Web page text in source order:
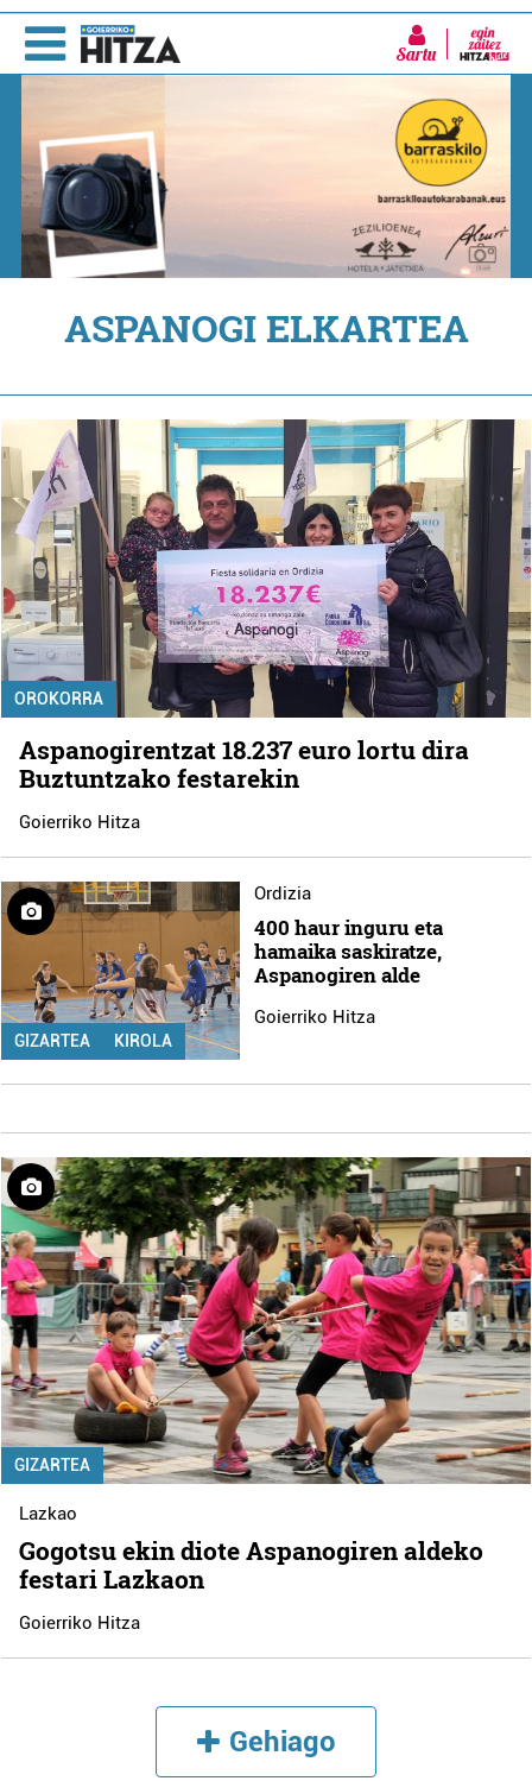
Sartu
ASPANOGI ELKARTEA
OROKORRA
Aspanogirentzat 18.237 euro lortu dira
Buztuntzako festarekin
Goierriko Hitza
GIZARTEA KIROLA
Ordizia
400 haur inguru eta
hamaika saskiratze,
Aspanogiren alde
Goierriko Hitza
GIZARTEA
Lazkao
Gogotsu ekin diote Aspanogiren aldeko
festari Lazkaon
Goierriko Hitza
Gehiago